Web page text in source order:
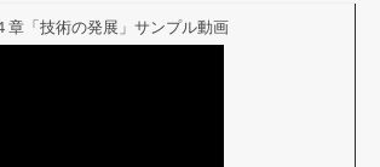
章「技術の発展」サンプル動画